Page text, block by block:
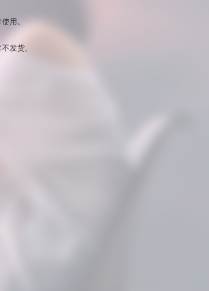
用。
发货。